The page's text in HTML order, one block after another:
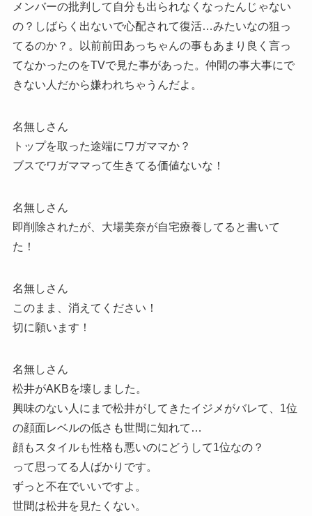
メンバーの批判して自分も出られなくなったんじゃない
の？しばらく出ないで心配されて復活…みたいなの狙っ
てるのか？。以前前田あっちゃんの事もあまり良く言っ
てなかったのをTVで見た事があった。仲間の事大事にで
きない人だから嫌われちゃうんだよ。
名無しさん
トップを取った途端にワガママか？
ブスでワガママって生きてる価値ないな！
名無しさん
即削除されたが、大場美奈が自宅療養してると書いて
た！
名無しさん
このまま、消えてください！
切に願います！
名無しさん
松井がAKBを壊しました。
興味のない人にまで松井がしてきたイジメがバレて、1位
の顔面レベルの低さも世間に知れて…
顔もスタイルも性格も悪いのにどうして1位なの？
って思ってる人ばかりです。
ずっと不在でいいですよ。
世間は松井を見たくない。